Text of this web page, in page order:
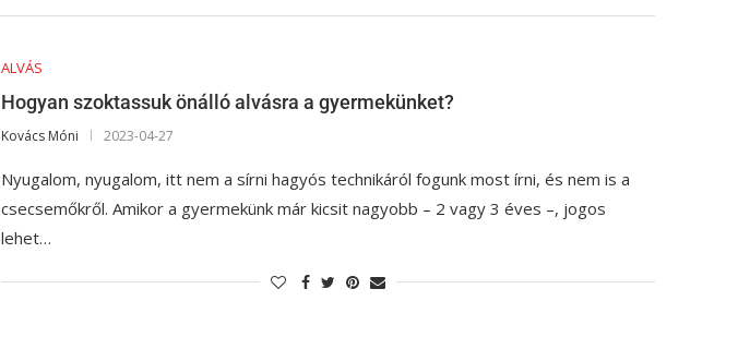
ALVÁS
Hogyan szoktassuk önálló alvásra a gyermekünket?
Kovács Móni 2023-04-27
Nyugalom, nyugalom, itt nem a sírni hagyós technikáról fogunk most írni, és nem is a
csecsemőkről. Amikor a gyermekünk már kicsit nagyobb – 2 vagy 3 éves –, jogos
lehet…